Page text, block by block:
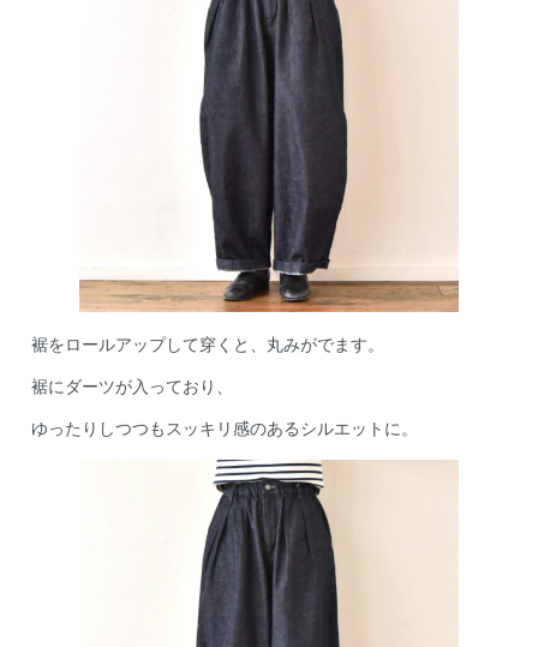
裾をロールアップして穿くと、丸みがでます。
裾にダーツが入っており、
ゆったりしつつもスッキリ感のあるシルエットに。